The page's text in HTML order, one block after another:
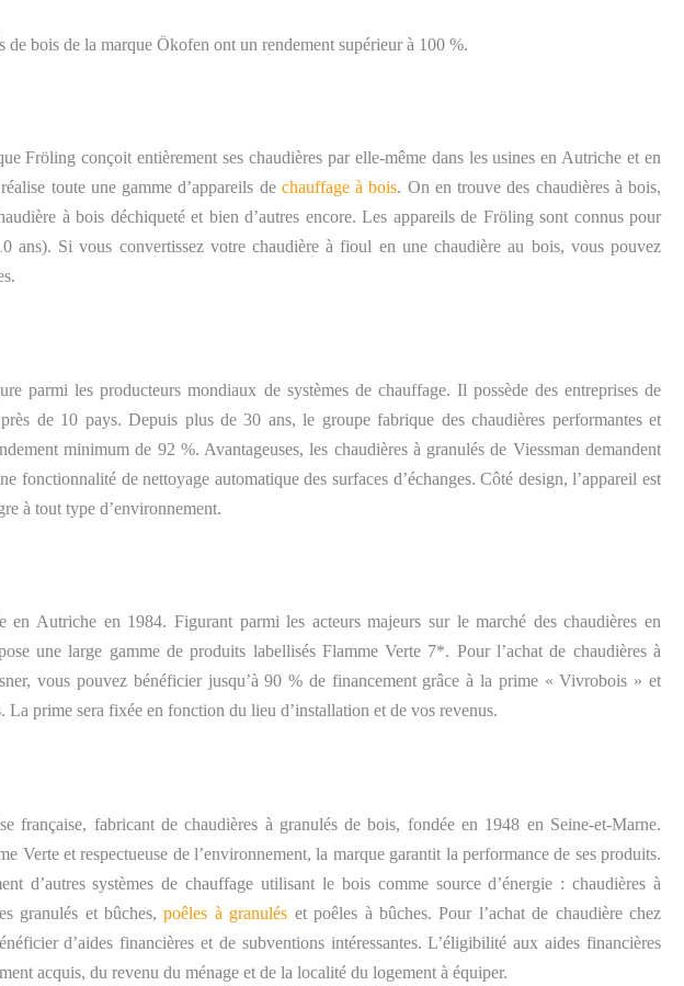
de bois de la marque Ökofen ont un rendement supérieur à 100 %.
Fröling conçoit entièrement ses chaudières par elle-même dans les usines en Autriche et en
toute une gamme d’appareils de chauffage à bois. On en trouve des chaudières à bois,
à bois déchiqueté et bien d’autres encore. Les appareils de Fröling sont connus pour
ans). Si vous convertissez votre chaudière à fioul en une chaudière au bois, vous pouvez
parmi les producteurs mondiaux de systèmes de chauffage. Il possède des entreprises de
de 10 pays. Depuis plus de 30 ans, le groupe fabrique des chaudières performantes et
minimum de 92 %. Avantageuses, les chaudières à granulés de Viessman demandent
fonctionnalité de nettoyage automatique des surfaces d’échanges. Côté design, l’appareil est
à tout type d’environnement.
en Autriche en 1984. Figurant parmi les acteurs majeurs sur le marché des chaudières en
une large gamme de produits labellisés Flamme Verte 7*. Pour l’achat de chaudières à
vous pouvez bénéficier jusqu’à 90 % de financement grâce à la prime « Vivrobois » et
La prime sera fixée en fonction du lieu d’installation et de vos revenus.
française, fabricant de chaudières à granulés de bois, fondée en 1948 en Seine-et-Marne.
Verte et respectueuse de l’environnement, la marque garantit la performance de ses produits.
d’autres systèmes de chauffage utilisant le bois comme source d’énergie : chaudières à
granulés et bûches,poêles à granulés et poêles à bûches. Pour l’achat de chaudière chez
d’aides financières et de subventions intéressantes. L’éligibilité aux aides financières
acquis, du revenu du ménage et de la localité du logement à équiper.